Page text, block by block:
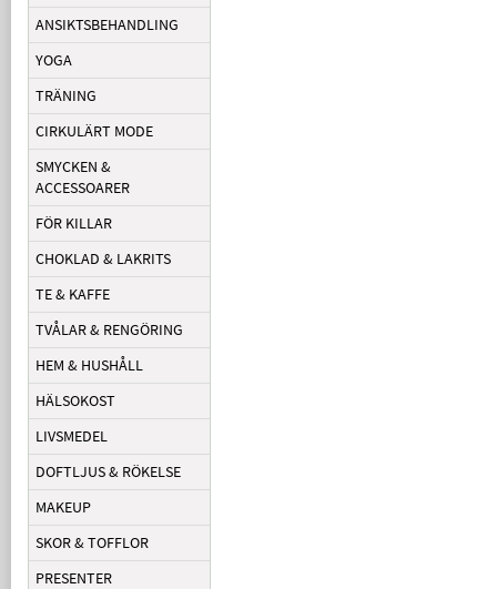
ANSIKTSBEHANDLING
YOGA
TRÄNING
CIRKULÄRT MODE
SMYCKEN &
ACCESSOARER
FÖR KILLAR
CHOKLAD & LAKRITS
TE & KAFFE
TVÅLAR & RENGÖRING
HEM & HUSHÅLL
HÄLSOKOST
LIVSMEDEL
DOFTLJUS & RÖKELSE
MAKEUP
SKOR & TOFFLOR
PRESENTER